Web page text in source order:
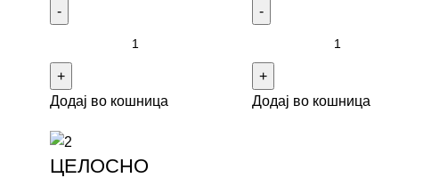
Додај во кошница Додај во кошница
ЦЕЛОСНО